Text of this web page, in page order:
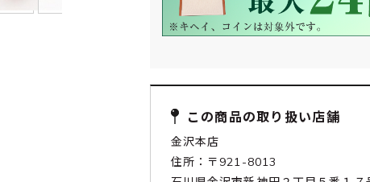
この商品の取り扱い店舗
金沢本店
住所：〒921-8013